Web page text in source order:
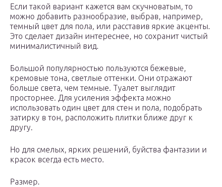
Если такой вариант кажется вам скучноватым, то
можно добавить разнообразие, выбрав, например,
темный цвет для пола, или расставив яркие акценты.
Это сделает дизайн интереснее, но сохранит чистый
минималистичный вид.
Большой популярностью пользуются бежевые,
кремовые тона, светлые оттенки. Они отражают
больше света, чем темные. Туалет выглядит
просторнее. Для усиления эффекта можно
использовать один цвет для стен и пола, подобрать
затирку в тон, расположить плитки ближе друг к
другу.
Но для смелых, ярких решений, буйства фантазии и
красок всегда есть место.
Размер.